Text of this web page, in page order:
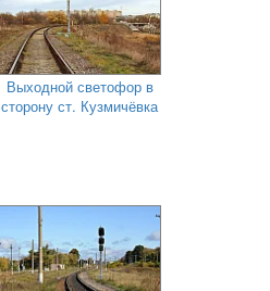
Выходной светофор в
сторону ст. Кузмичёвка